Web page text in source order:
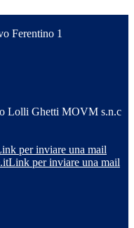
Ferentino 1
Lolli Ghetti MOVM s.n.c
per inviare una mail
Link per inviare una mail